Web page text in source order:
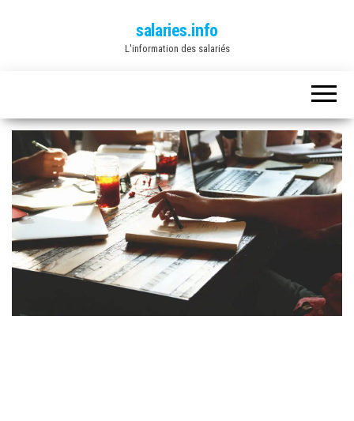
salaries.info
L'information des salariés